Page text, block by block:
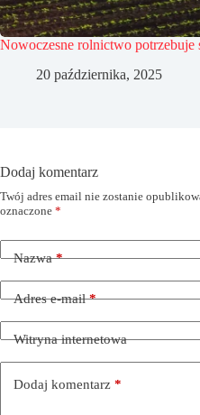
Nowoczesne rolnictwo potrzebuje
20 października, 2025
Dodaj komentarz
Twój adres email nie zostanie
oznaczone *
Nazwa*
Adres e-mail*
Witryna internetowa
Dodaj komentarz *